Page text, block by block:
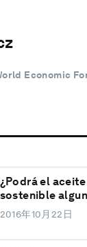
Economic
¿Podrá el
sostenible
2016年10月22日